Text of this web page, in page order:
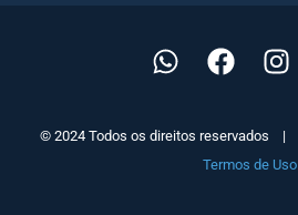
© 2024 Todos os direitos reservados |
Termos de Uso